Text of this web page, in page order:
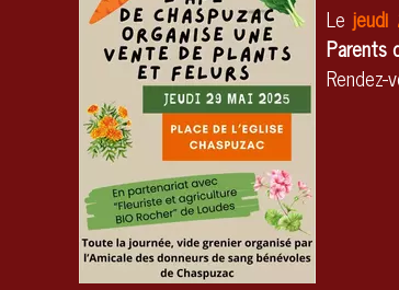
Lejeudi
Parents
Rendez-